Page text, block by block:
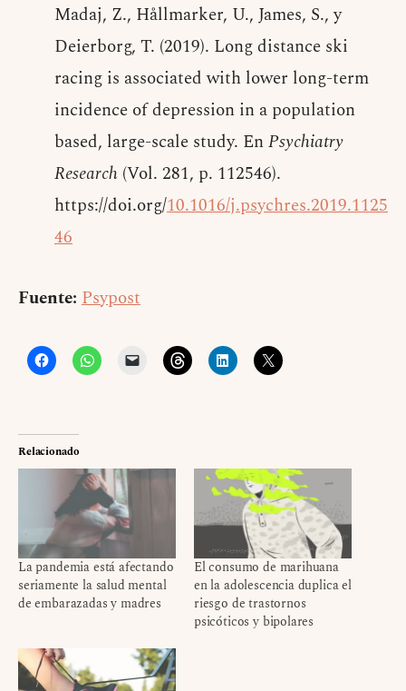
Madaj, Z., Hållmarker, U., James, S., y
Deierborg, T. (2019). Long distance ski
racing is associated with lower long-term
incidence of depression in a population
based, large-scale study. EnPsychiatry
Research (Vol. 281, p. 112546).
https://doi.org/10.1016/j.psychres.2019.1125
46
Fuente: Psypost
Relacionado
La pandemia está afectando
seriamente la salud mental
de embarazadas y madres
El consumo de marihuana
en la adolescencia duplica el
riesgo de trastornos
psicóticos y bipolares